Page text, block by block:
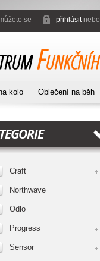
se přihlásitnebo
kolo Oblečení na běh
Craft
Northwave
Odlo
Progress
Sensor